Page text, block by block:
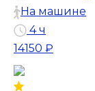
На машине
4 ч
14150 ₽